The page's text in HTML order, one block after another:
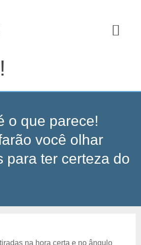
o que parece!
você olhar
para ter certeza do
na hora certa e no ângulo